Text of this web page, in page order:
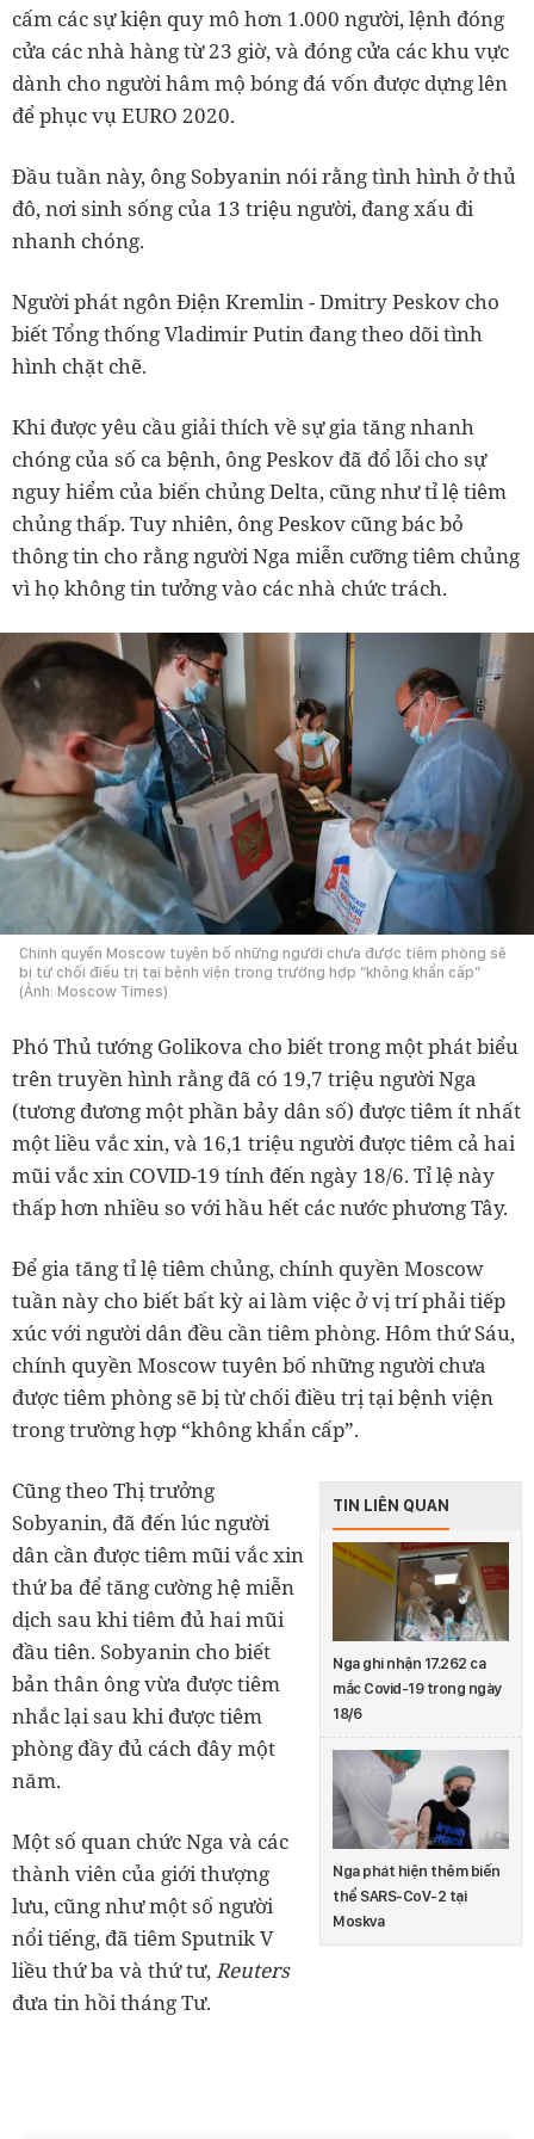
cấm các sự kiện quy mô hơn 1.000 người, lệnh đóng
cửa các nhà hàng từ 23 giờ, và đóng cửa các khu vực
dành cho người hâm mộ bóng đá vốn được dựng lên
để phục vụ EURO 2020.
Đầu tuần này, ông Sobyanin nói rằng tình hình ở thủ
đô, nơi sinh sống của 13 triệu người, đang xấu đi
nhanh chóng.
Người phát ngôn Điện Kremlin - Dmitry Peskov cho
biết Tổng thống Vladimir Putin đang theo dõi tình
hình chặt chẽ.
Khi được yêu cầu giải thích về sự gia tăng nhanh
chóng của số ca bệnh, ông Peskov đã đổ lỗi cho sự
nguy hiểm của biến chủng Delta, cũng như tỉ lệ tiêm
chủng thấp. Tuy nhiên, ông Peskov cũng bác bỏ
thông tin cho rằng người Nga miễn cưỡng tiêm chủng
vì họ không tin tưởng vào các nhà chức trách.
Chính quyền Moscow tuyên bố những người chưa được tiêm phòng sẽ
bị từ chối điều trị tại bệnh viện trong trường hợp “không khẩn cấp”
(Ảnh: Moscow Times)
Phó Thủ tướng Golikova cho biết trong một phát biểu
trên truyền hình rằng đã có 19,7 triệu người Nga
(tương đương một phần bảy dân số) được tiêm ít nhất
một liều vắc xin, và 16,1 triệu người được tiêm cả hai
mũi vắc xin COVID-19 tính đến ngày 18/6. Tỉ lệ này
thấp hơn nhiều so với hầu hết các nước phương Tây.
Để gia tăng tỉ lệ tiêm chủng, chính quyền Moscow
tuần này cho biết bất kỳ ai làm việc ở vị trí phải tiếp
xúc với người dân đều cần tiêm phòng. Hôm thứ Sáu,
chính quyền Moscow tuyên bố những người chưa
được tiêm phòng sẽ bị từ chối điều trị tại bệnh viện
trong trường hợp “không khẩn cấp”.
TIN LIÊN QUAN
Nga ghi nhận 17.262 ca
mắc Covid-19 trong ngày
18/6
Nga phát hiện thêm biến
thể SARS-CoV-2 tại
Moskva
Cũng theo Thị trưởng
Sobyanin, đã đến lúc người
dân cần được tiêm mũi vắc xin
thứ ba để tăng cường hệ miễn
dịch sau khi tiêm đủ hai mũi
đầu tiên. Sobyanin cho biết
bản thân ông vừa được tiêm
nhắc lại sau khi được tiêm
phòng đầy đủ cách đây một
năm.
Một số quan chức Nga và các
thành viên của giới thượng
lưu, cũng như một số người
nổi tiếng, đã tiêm Sputnik V
liều thứ ba và thứ tư, Reuters
đưa tin hồi tháng Tư.